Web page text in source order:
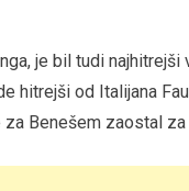
je bil tudi
hitrejši od Italijana
Benešem zaostal